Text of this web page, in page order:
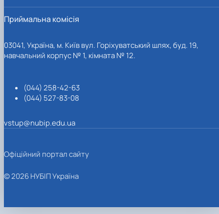
Приймальна комісія
03041, Україна, м. Київ вул. Горіхуватський шлях, буд. 19,
навчальний корпус № 1, кімната № 12.
(044) 258-42-63
(044) 527-83-08
vstup@nubip.edu.ua
Офіційний портал сайту
© 2026 НУБІП Україна